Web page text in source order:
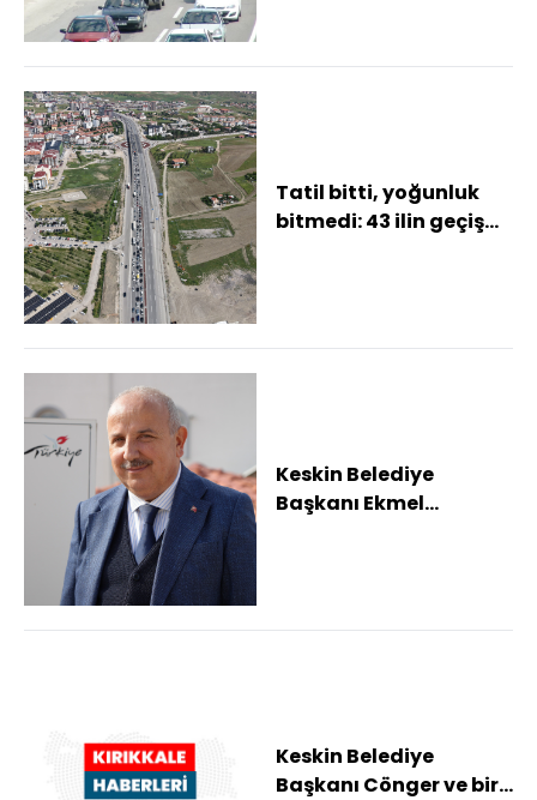
Tatil bitti, yoğunluk
bitmedi: 43 ilin geçiş
Keskin Belediye
Başkanı Ekmel
Keskin Belediye
Başkanı Cönger ve bir